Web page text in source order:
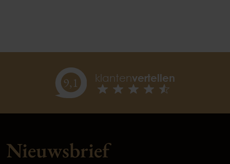
9,1 klantenvertellen
Nieuwsbrief